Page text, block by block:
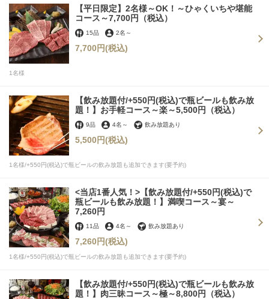
【平日限定】2名様～OK！～ひゃくいちや堪能
コース～7,700円（税込）
15品 2名 ～
7,700円(税込)
1名様
【飲み放題付/+550円(税込)で瓶ビールも飲み放
題！】お手軽コース～楽～5,500円（税込）
9品 4名 ～ 飲み放題あり
5,500円(税込)
1名様/+550円(税込)で瓶ビールの飲み放題も追加できます(要予約)
<当店1番人気！>【飲み放題付/+550円(税込)で
瓶ビールも飲み放題！】満喫コース～宴～
7,260円
11品 4名 ～ 飲み放題あり
7,260円(税込)
1名様/+550円(税込)で瓶ビールの飲み放題も追加できます(要予約)
【飲み放題付/+550円(税込)で瓶ビールも飲み放
題！】肉三昧コース～極～8,800円（税込）